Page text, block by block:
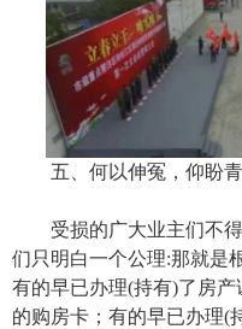
五、何以伸冤，仰盼
受损的广大业主们不得
们只明白一个公理:那就是
有的早已办理(持有)了房
的购房卡；有的早已办理(